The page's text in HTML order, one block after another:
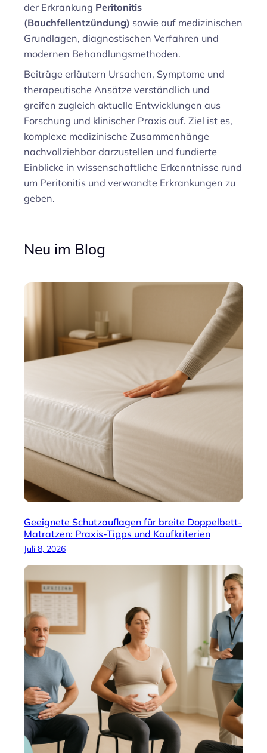
der Erkrankung Peritonitis
(Bauchfellentzündung) sowie auf medizinischen
Grundlagen, diagnostischen Verfahren und
modernen Behandlungsmethoden.
Beiträge erläutern Ursachen, Symptome und
therapeutische Ansätze verständlich und
greifen zugleich aktuelle Entwicklungen aus
Forschung und klinischer Praxis auf. Ziel ist es,
komplexe medizinische Zusammenhänge
nachvollziehbar darzustellen und fundierte
Einblicke in wissenschaftliche Erkenntnisse rund
um Peritonitis und verwandte Erkrankungen zu
geben.
Neu im Blog
Geeignete Schutzauflagen für breite Doppelbett-
Matratzen: Praxis-Tipps und Kaufkriterien
Juli 8, 2026